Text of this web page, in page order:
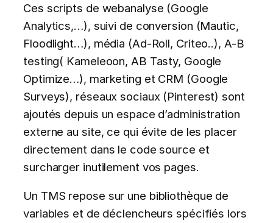
Ces scripts de webanalyse (Google
Analytics,…), suivi de conversion (Mautic,
Floodlight…), média (Ad-Roll, Criteo..), A-B
testing( Kameleoon, AB Tasty, Google
Optimize…), marketing et CRM (Google
Surveys), réseaux sociaux (Pinterest) sont
ajoutés depuis un espace d’administration
externe au site, ce qui évite de les placer
directement dans le code source et
surcharger inutilement vos pages.
Un TMS repose sur une bibliothèque de
variables et de déclencheurs spécifiés lors